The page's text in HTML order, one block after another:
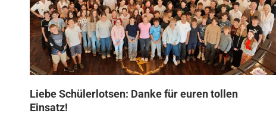
Liebe Schülerlotsen: Danke für euren tollen
Einsatz!